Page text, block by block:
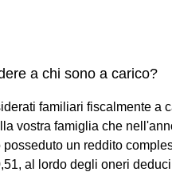
a chi sono a carico?
familiari fiscalmente a
vostra famiglia che
posseduto un reddito
al lordo degli oneri